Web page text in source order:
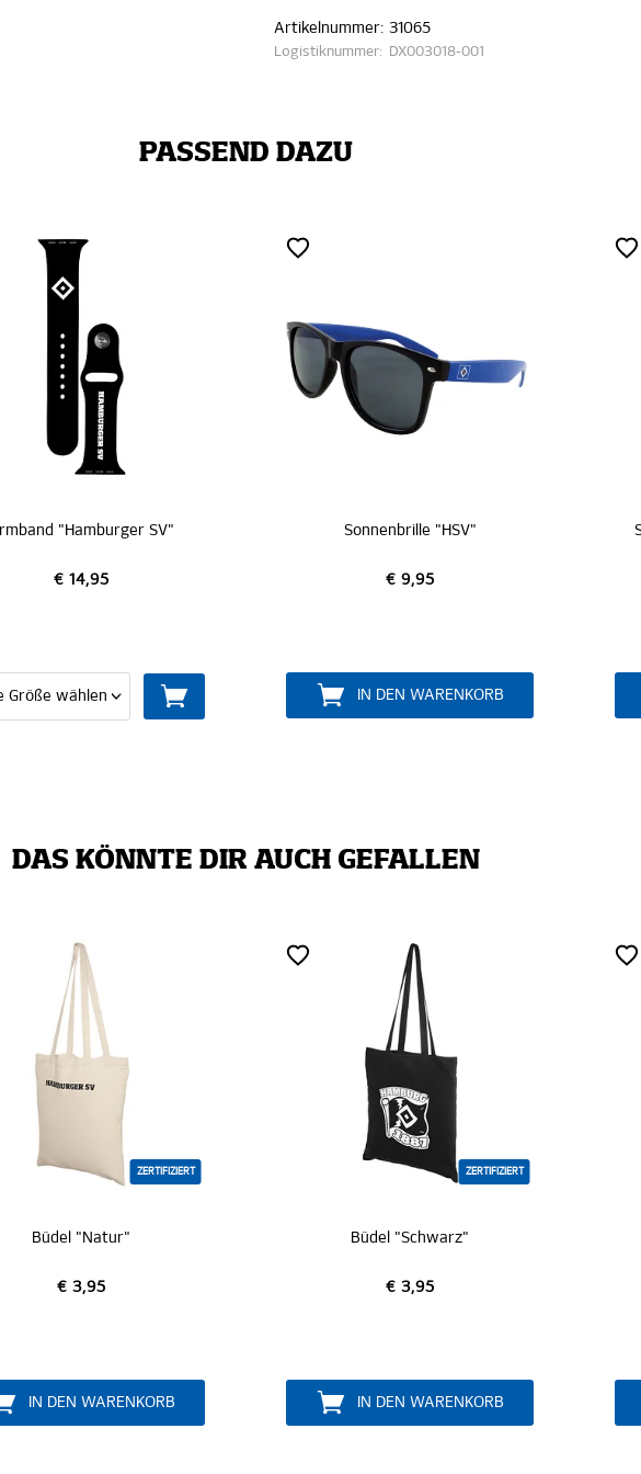
Artikelnummer: 31065
Logistiknummer: DX003018-001
PASSEND DAZU
SV"
IN DEN WARENKORB
Schweißband 2er-
IN DEN
DAS KÖNNTE DIR AUCH GEFALLEN
Büdel "Schwarz"
IN DEN WARENKORB
SC Büdel "Blau"
MITGLIED WERDEN